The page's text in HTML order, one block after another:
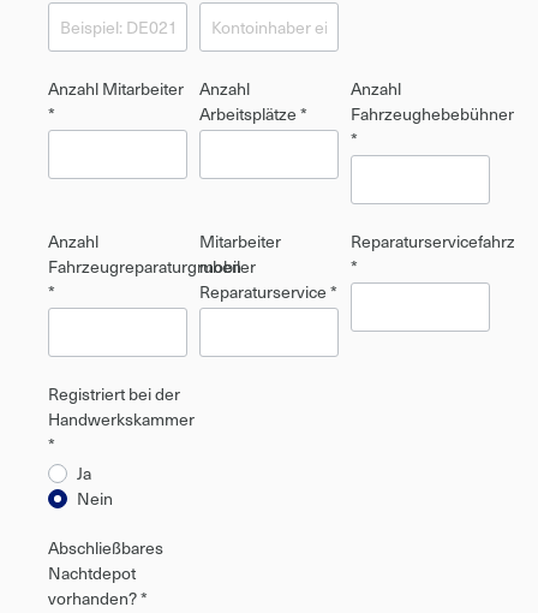
Anzahl Mitarbeiter
*
Anzahl
Arbeitsplätze *
Anzahl
Fahrzeughebebühnen
*
Anzahl
Fahrzeugreparaturgruben
*
Mitarbeiter
mobiler
Reparaturservice *
*
Registriert bei der
Handwerkskammer
*
Ja
Nein
Abschließbares
Nachtdepot
vorhanden? *